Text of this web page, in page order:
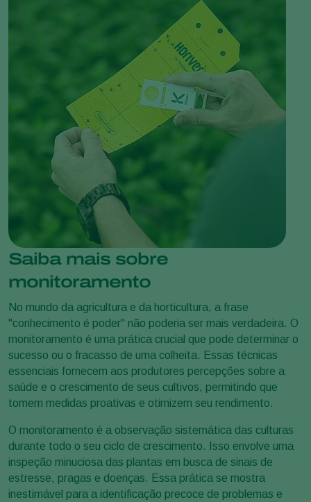
Saiba mais sobre
monitoramento
No mundo da agricultura e da horticultura, a frase
"conhecimento é poder" não poderia ser mais verdadeira. O
monitoramento é uma prática crucial que pode determinar o
sucesso ou o fracasso de uma colheita. Essas técnicas
essenciais fornecem aos produtores percepções sobre a
saúde e o crescimento de seus cultivos, permitindo que
tomem medidas proativas e otimizem seu rendimento.
O monitoramento é a observação sistemática das culturas
durante todo o seu ciclo de crescimento. Isso envolve uma
inspeção minuciosa das plantas em busca de sinais de
estresse, pragas e doenças. Essa prática se mostra
inestimável para a identificação precoce de problemas e